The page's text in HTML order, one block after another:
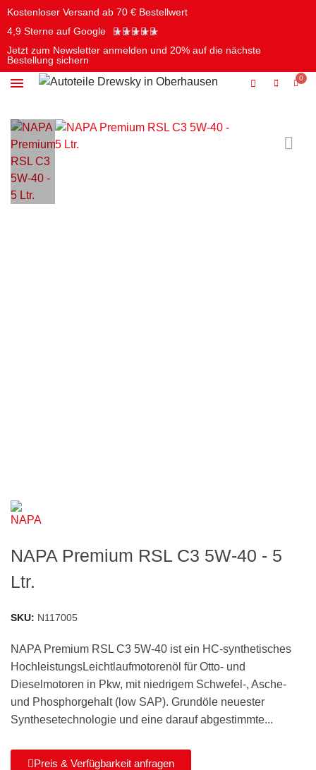
Kostenloser Versand ab 70 € Bestellwert
4,9 Sterne auf Google
★★★★★
Jetzt zum Newsletter anmelden und 20% auf die nächste
Bestellung sichern
NAPA Premium RSL C3 5W-40 - 5
Ltr.
SKU N117005
NAPA Premium RSL C3 5W-40 ist ein HC-synthetisches
HochleistungsLeichtlaufmotorenöl für Otto- und
Dieselmotoren in Pkw, mit niedrigem Schwefel-, Asche-
und Phosphorgehalt (low SAP). Grundöle neuester
Synthesetechnologie und eine darauf abgestimmte...
Preis & Verfügbarkeit anfragen